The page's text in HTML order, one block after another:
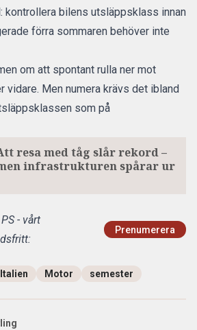
kontrollera bilens utsläppsklass innan
förra sommaren behöver inte
om att spontant rulla ner mot
vidare. Men numera krävs det ibland
som på
resa med tåg slår rekord –
infrastrukturen spårar ur
- vårt
Prenumerera
Italien Motor semester